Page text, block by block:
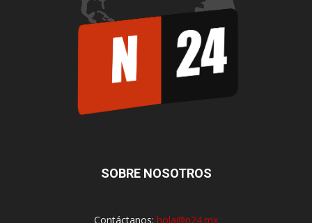
SOBRE NOSOTROS
Contáctanos: hola@n24.mx